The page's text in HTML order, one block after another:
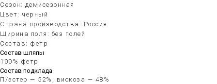
Сезон: демисезонная
Цвет: черный
Страна производства: Россия
Ширина поля: без полей
Состав: фетр
Состав шляпы
100% фетр
Состав подклада
П/эстер — 52%, вискоза — 48%